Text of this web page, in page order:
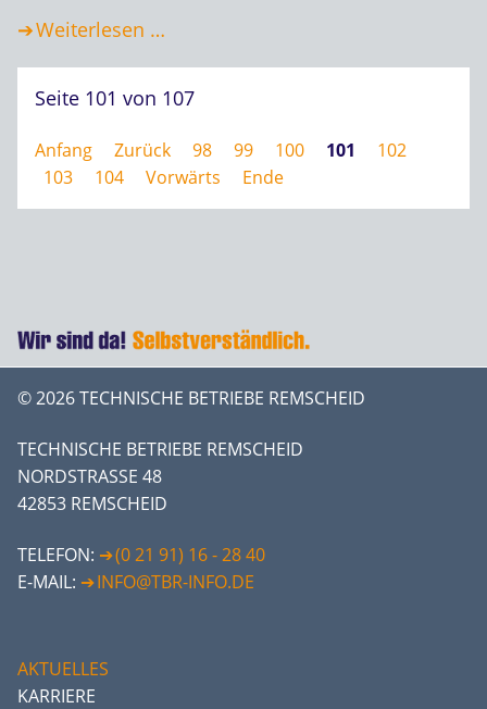
Weiterlesen …
Seite 101 von 107
Anfang Zurück 98 99 100 101
102
103
104 Vorwärts Ende
© 2026 TECHNISCHE BETRIEBE REMSCHEID
TECHNISCHE BETRIEBE REMSCHEID
NORDSTRASSE 48
42853 REMSCHEID
TELEFON:
(0 21 91) 16 - 28 40
E-MAIL:
INFO@TBR-INFO.DE
AKTUELLES
KARRIERE